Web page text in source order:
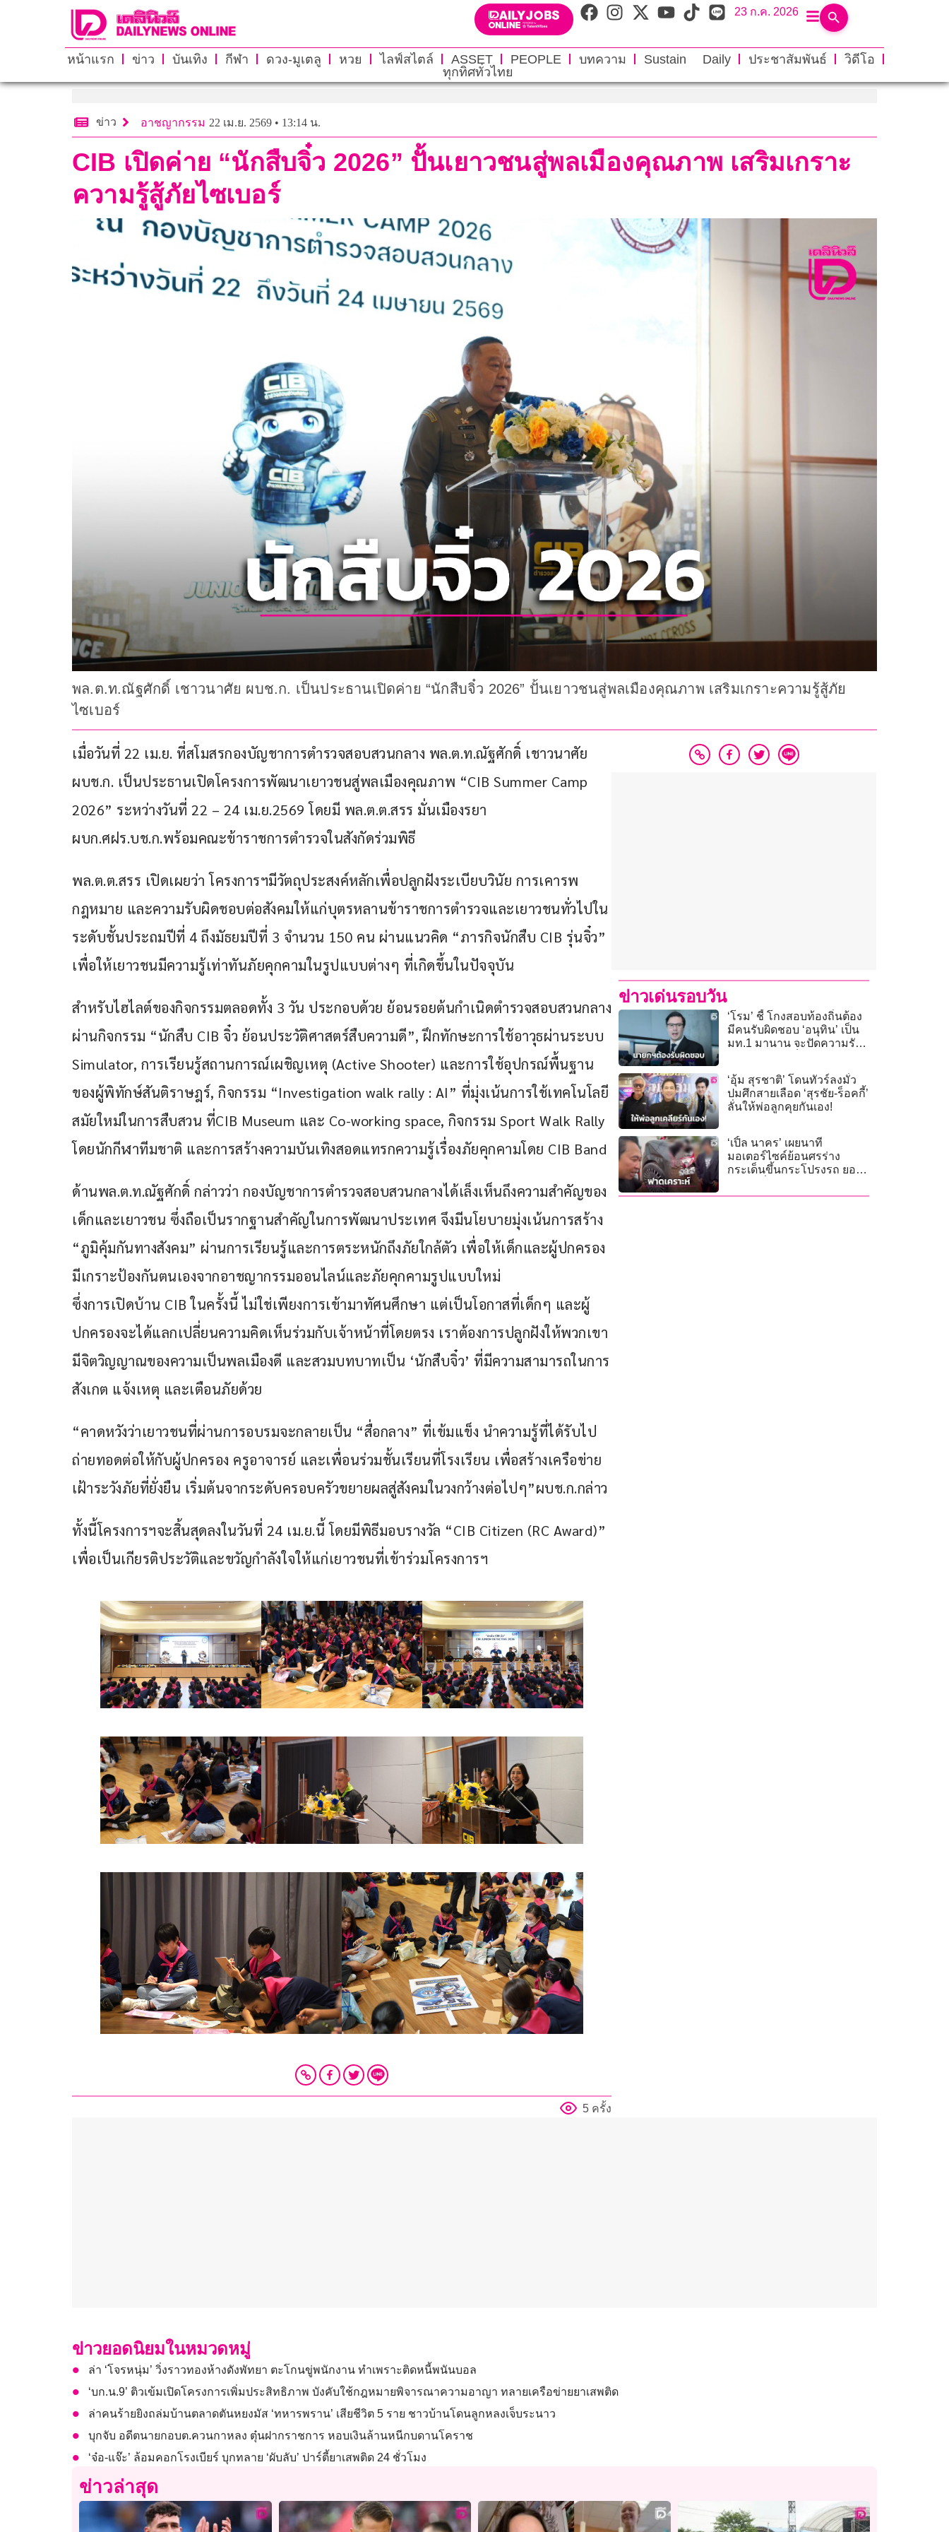
23 ก.ค. 2026
หน้าแรก ข่าว บันเทิง กีฬา ดวง-มูเตลู หวย ไลฟ์สไตล์ ASSET PEOPLE บทความ Sustain Daily ประชาสัมพันธ์
วิดีโอ
ทุกทิศทั่วไทย
ข่าว อาชญากรรม 22 เม.ย. 2569 • 13:14 น.
CIB เปิดค่าย “นักสืบจิ๋ว 2026” ปั้นเยาวชนสู่พลเมืองคุณภาพ เสริมเกราะ
ความรู้สู้ภัยไซเบอร์
พล.ต.ท.ณัฐศักดิ์ เชาวนาศัย ผบช.ก. เป็นประธานเปิดค่าย “นักสืบจิ๋ว 2026” ปั้นเยาวชนสู่พลเมืองคุณภาพ เสริมเกราะความรู้สู้ภัย
ไซเบอร์
เมื่อวันที่ 22 เม.ย. ที่สโมสรกองบัญชาการตำรวจสอบสวนกลาง พล.ต.ท.ณัฐศักดิ์ เชาวนาศัย
ผบช.ก. เป็นประธานเปิดโครงการพัฒนาเยาวชนสู่พลเมืองคุณภาพ “CIB Summer Camp
2026” ระหว่างวันที่ 22 – 24 เม.ย.2569 โดยมี พล.ต.ต.สรร มั่นเมืองรยา
ผบก.ศฝร.บช.ก.พร้อมคณะข้าราชการตำรวจในสังกัดร่วมพิธี
พล.ต.ต.สรร เปิดเผยว่า โครงการฯมีวัตถุประสงค์หลักเพื่อปลูกฝังระเบียบวินัย การเคารพ
กฎหมาย และความรับผิดชอบต่อสังคมให้แก่บุตรหลานข้าราชการตำรวจและเยาวชนทั่วไปใน
ระดับชั้นประถมปีที่ 4 ถึงมัธยมปีที่ 3 จำนวน 150 คน ผ่านแนวคิด “ภารกิจนักสืบ CIB รุ่นจิ๋ว”
เพื่อให้เยาวชนมีความรู้เท่าทันภัยคุกคามในรูปแบบต่างๆ ที่เกิดขึ้นในปัจจุบัน
สำหรับไฮไลต์ของกิจกรรมตลอดทั้ง 3 วัน ประกอบด้วย ย้อนรอยต้นกำเนิดตำรวจสอบสวนกลาง
ผ่านกิจกรรม “นักสืบ CIB จิ๋ว ย้อนประวัติศาสตร์สืบความดี”, ฝึกทักษะการใช้อาวุธผ่านระบบ
Simulator, การเรียนรู้สถานการณ์เผชิญเหตุ (Active Shooter) และการใช้อุปกรณ์พื้นฐาน
ของผู้พิทักษ์สันติราษฎร์, กิจกรรม “Investigation walk rally : AI” ที่มุ่งเน้นการใช้เทคโนโลยี
สมัยใหม่ในการสืบสวน ที่CIB Museum และ Co-working space, กิจกรรม Sport Walk Rally
โดยนักกีฬาทีมชาติ และการสร้างความบันเทิงสอดแทรกความรู้เรื่องภัยคุกคามโดย CIB Band
ด้านพล.ต.ท.ณัฐศักดิ์ กล่าวว่า กองบัญชาการตำรวจสอบสวนกลางได้เล็งเห็นถึงความสำคัญของ
เด็กและเยาวชน ซึ่งถือเป็นรากฐานสำคัญในการพัฒนาประเทศ จึงมีนโยบายมุ่งเน้นการสร้าง
“ภูมิคุ้มกันทางสังคม” ผ่านการเรียนรู้และการตระหนักถึงภัยใกล้ตัว เพื่อให้เด็กและผู้ปกครอง
มีเกราะป้องกันตนเองจากอาชญากรรมออนไลน์และภัยคุกคามรูปแบบใหม่
ซึ่งการเปิดบ้าน CIB ในครั้งนี้ ไม่ใช่เพียงการเข้ามาทัศนศึกษา แต่เป็นโอกาสที่เด็กๆ และผู้
ปกครองจะได้แลกเปลี่ยนความคิดเห็นร่วมกับเจ้าหน้าที่โดยตรง เราต้องการปลูกฝังให้พวกเขา
มีจิตวิญญาณของความเป็นพลเมืองดี และสวมบทบาทเป็น ‘นักสืบจิ๋ว’ ที่มีความสามารถในการ
สังเกต แจ้งเหตุ และเตือนภัยด้วย
“คาดหวังว่าเยาวชนที่ผ่านการอบรมจะกลายเป็น “สื่อกลาง” ที่เข้มแข็ง นำความรู้ที่ได้รับไป
ถ่ายทอดต่อให้กับผู้ปกครอง ครูอาจารย์ และเพื่อนร่วมชั้นเรียนที่โรงเรียน เพื่อสร้างเครือข่าย
เฝ้าระวังภัยที่ยั่งยืน เริ่มต้นจากระดับครอบครัวขยายผลสู่สังคมในวงกว้างต่อไปๆ”ผบช.ก.กล่าว
ทั้งนี้โครงการฯจะสิ้นสุดลงในวันที่ 24 เม.ย.นี้ โดยมีพิธีมอบรางวัล “CIB Citizen (RC Award)”
เพื่อเป็นเกียรติประวัติและขวัญกำลังใจให้แก่เยาวชนที่เข้าร่วมโครงการฯ
5 ครั้ง
ข่าวเด่นรอบวัน
‘โรม’ ชี้ โกงสอบท้องถิ่นต้อง
มีคนรับผิดชอบ ‘อนุทิน’ เป็น
มท.1 มานาน จะปัดความรับ
‘อุ้ม สุรชาติ’ โดนทัวร์ลงมั่ว
ปมศึกสายเลือด ‘สุรชัย-ร็อคกี้’
ลั่นให้พ่อลูกคุยกันเอง!
‘เปิ้ล นาคร’ เผยนาที
มอเตอร์ไซค์ย้อนศรร่าง
กระเด็นขึ้นกระโปรงรถ ยอม
ซ่อม
ข่าวยอดนิยมในหมวดหมู่
ล่า ‘โจรหนุ่ม’ วิ่งราวทองห้างดังพัทยา ตะโกนขู่พนักงาน ทำเพราะติดหนี้พนันบอล
‘บก.น.9’ ติวเข้มเปิดโครงการเพิ่มประสิทธิภาพ บังคับใช้กฎหมายพิจารณาความอาญา ทลายเครือข่ายยาเสพติด
ล่าคนร้ายยิงถล่มบ้านตลาดตันหยงมัส ‘ทหารพราน’ เสียชีวิต 5 ราย ชาวบ้านโดนลูกหลงเจ็บระนาว
บุกจับ อดีตนายกอบต.ควนกาหลง ตุ๋นฝากราชการ หอบเงินล้านหนีกบดานโคราช
‘จ๋อ-แจ๊ะ’ ล้อมคอกโรงเบียร์ บุกทลาย ‘ผับลับ’ ปาร์ตี้ยาเสพติด 24 ชั่วโมง
ข่าวล่าสุด